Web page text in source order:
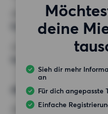
deine
Sieh dir mehr
an
Für dich angepasste
Einfache
ANFORDERUNGEN
Keine besonderen
SONSTIGE PRÄFERENZEN
Alternative Wünsche
ZIMMER